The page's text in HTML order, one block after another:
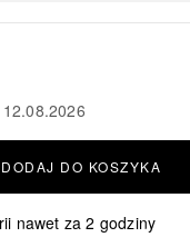
DODAJ DO KOSZYKA
nawet za 2 godziny